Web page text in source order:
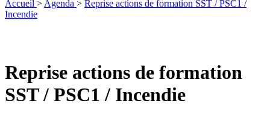
Accueil > Agenda > Reprise actions de formation SST / PSC1 /
Incendie
Reprise actions de formation
SST / PSC1 / Incendie